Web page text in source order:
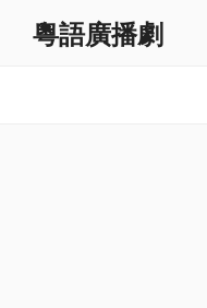
粵語廣播劇